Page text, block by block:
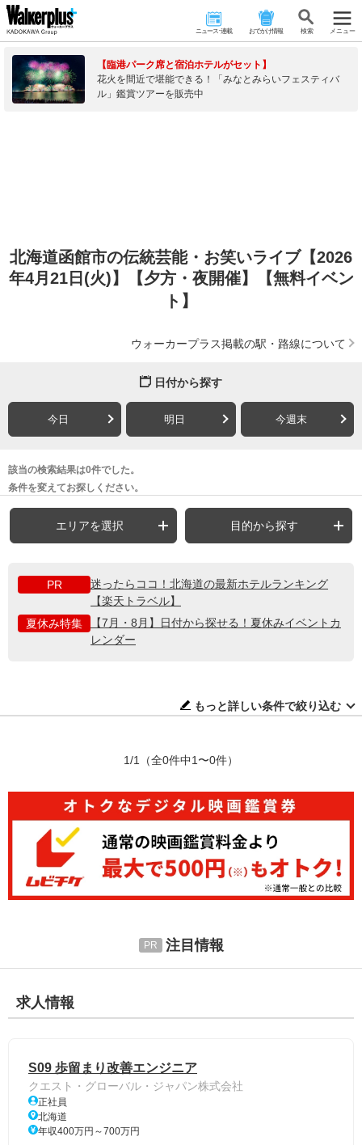
ニュース･連載 おでかけ情報 検 索 メニュー
【臨港パーク席と宿泊ホテルがセット】
花火を間近で堪能できる！「みなとみらいフェスティバ
ル」鑑賞ツアーを販売中
北海道函館市の伝統芸能・お笑いライブ【2026
年4月21日(火)】【夕方・夜開催】【無料イベン
ト】
ウォーカープラス掲載の駅・路線について
日付から探す
今日 明日 今週末
該当の検索結果は0件でした。
条件を変えてお探しください。
エリアを選択 目的から探す
PR
迷ったらココ！北海道の最新ホテルランキング
【楽天トラベル】
夏休み特集
【7月・8月】日付から探せる！夏休みイベントカ
レンダー
もっと詳しい条件で絞り込む
1/1 （全0件中1〜0件）
注目情報
求人情報
S09 歩留まり改善エンジニア
クエスト・グローバル・ジャパン株式会社
正社員
北海道
年収400万円～700万円